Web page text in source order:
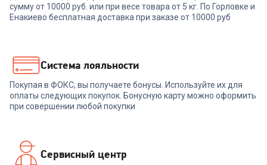
Клавиатура REDRAGON
(72594) Fizz
RU,Rainbow,черный,red свитч
2 199₽
В корзину
Клавиатура ACER OKW126
Black
В корзину
сумму от 10000 руб. или при весе товара от 5 кг. По Горловке и
Енакиево бесплатная доставка при заказе от 10000 руб
Система лояльности
Покупая в ФОКС, вы получаете бонусы. Используйте их для
оплаты следующих покупок. Бонусную карту можно оформить
при совершении любой покупки
Сервисный центр